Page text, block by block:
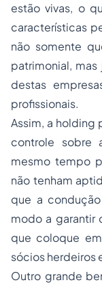
estão vivas, o
características
não somente
patrimonial,
destas
profissionais.
Assim, a holding
controle sobre
mesmo tempo
não tenham
que a
modo a garantir
que coloque
sócios herdeiros
Outro grande